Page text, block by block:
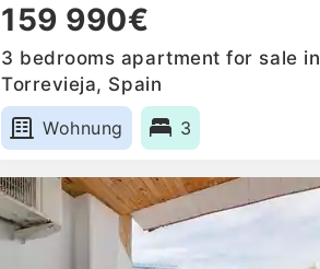
159 990€
3 bedrooms apartment for sale in
Torrevieja, Spain
Wohnung
3